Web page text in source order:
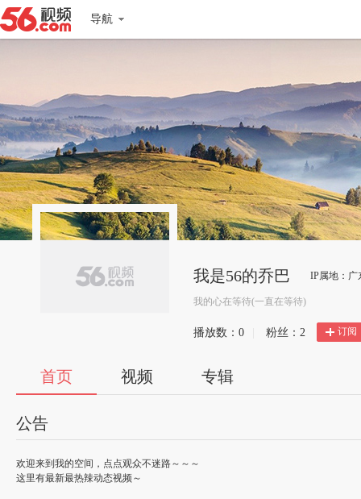
导航
我是56的乔巴 IP属地：广
我的心在等待(一直在等待)
播放数： 0 粉丝： 2 订阅
首页 视频 专辑
公告
欢迎来到我的空间，点点观众不迷路～～～
这里有最新最热辣动态视频～